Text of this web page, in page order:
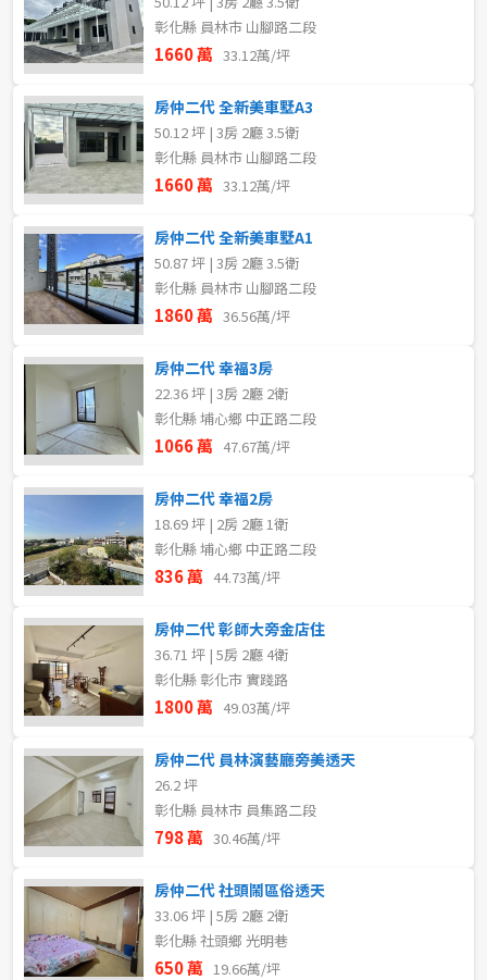
彰化縣 員林市 山腳路二段
1660 萬 33.12萬/坪
房仲二代 全新美車墅A3
50.12 坪 | 3房 2廳 3.5衛
彰化縣 員林市 山腳路二段
1660 萬 33.12萬/坪
房仲二代 全新美車墅A1
50.87 坪 | 3房 2廳 3.5衛
彰化縣 員林市 山腳路二段
1860 萬 36.56萬/坪
房仲二代 幸福3房
22.36 坪 | 3房 2廳 2衛
彰化縣 埔心鄉 中正路二段
1066 萬 47.67萬/坪
房仲二代 幸福2房
18.69 坪 | 2房 2廳 1衛
彰化縣 埔心鄉 中正路二段
836 萬 44.73萬/坪
房仲二代 彰師大旁金店住
36.71 坪 | 5房 2廳 4衛
彰化縣 彰化市 實踐路
1800 萬 49.03萬/坪
房仲二代 員林演藝廳旁美透天
26.2 坪
彰化縣 員林市 員集路二段
798 萬 30.46萬/坪
房仲二代 社頭鬧區俗透天
33.06 坪 | 5房 2廳 2衛
彰化縣 社頭鄉 光明巷
650 萬 19.66萬/坪